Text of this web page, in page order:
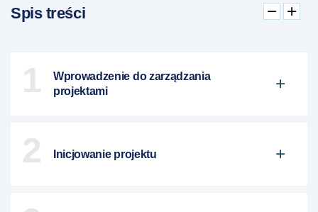
Spis treści
1
Wprowadzenie do zarządzania
projektami
2 Inicjowanie projektu